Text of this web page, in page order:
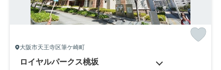
大阪市天王寺区筆ケ崎町
ロイヤルパークス桃坂